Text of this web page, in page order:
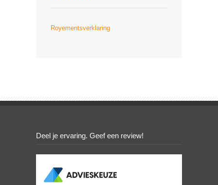
Royementsverklaring
Deel je ervaring. Geef een review!